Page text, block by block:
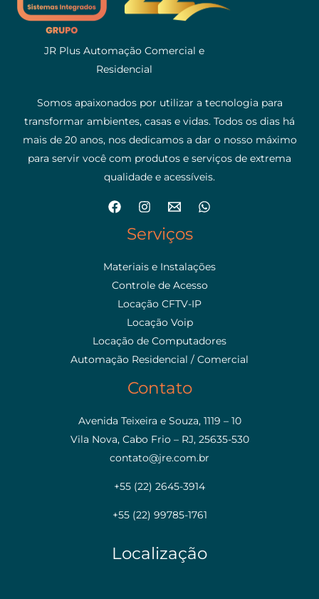
JR Plus Automação Comercial e
Residencial
Somos apaixonados por utilizar a tecnologia para
transformar ambientes, casas e vidas. Todos os dias há
mais de 20 anos, nos dedicamos a dar o nosso máximo
para servir você com produtos e serviços de extrema
qualidade e acessíveis.
Serviços
Materiais e Instalações
Controle de Acesso
Locação CFTV-IP
Locação Voip
Locação de Computadores
Automação Residencial / Comercial
Contato
Avenida Teixeira e Souza, 1119 – 10
Vila Nova, Cabo Frio – RJ, 25635-530
contato@jre.com.br
+55 (22) 2645-3914
+55 (22) 99785-1761
Localização